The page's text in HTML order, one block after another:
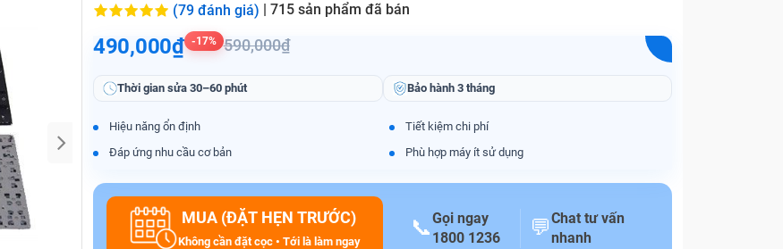
(79 đánh giá) | 715 sản phẩm đã bán
490,000₫ -17% 590,000₫
Thời gian sửa 30–60 phút Bảo hành 3 tháng
Hiệu năng ổn định
Đáp ứng nhu cầu cơ bản
Tiết kiệm chi phí
Phù hợp máy ít sử dụng
MUA (ĐẶT HẸN TRƯỚC)
Không cần đặt cọc • Tới là làm ngay
📞Gọi ngay
1800 1236
💬Chat tư vấn
nhanh